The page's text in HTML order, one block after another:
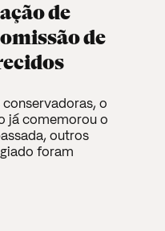
de
de
o
já comemorou o
outros
foram